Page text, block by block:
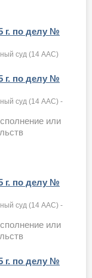
г. по делу №
суд (14 ААС)
г. по делу №
суд (14 ААС) -
или
г. по делу №
суд (14 ААС) -
или
г. по делу №